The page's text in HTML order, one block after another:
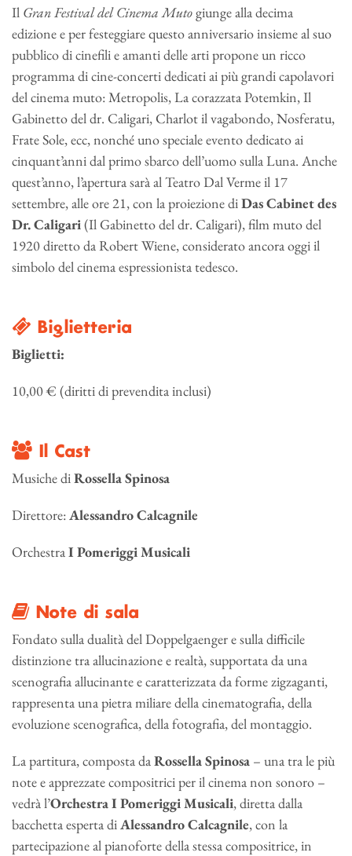
Il Gran Festival del Cinema Mutogiunge alla decima
edizione e per festeggiare questo anniversario insieme al suo
pubblico di cinefili e amanti delle arti propone un ricco
programma di cine-concerti dedicati ai più grandi capolavori
del cinema muto: Metropolis, La corazzata Potemkin, Il
Gabinetto del dr. Caligari, Charlot il vagabondo, Nosferatu,
Frate Sole, ecc, nonché uno speciale evento dedicato ai
cinquant’anni dal primo sbarco dell’uomo sulla Luna. Anche
quest’anno, l’apertura sarà al Teatro Dal Verme il 17
settembre, alle ore 21, con la proiezione diDas Cabinet des
Dr. Caligari(Il Gabinetto del dr. Caligari), film muto del
1920 diretto da Robert Wiene, considerato ancora oggi il
simbolo del cinema espressionista tedesco.
Biglietteria
Biglietti:
10,00 € (diritti di prevendita inclusi)
Il Cast
Musiche diRossella Spinosa
Direttore:Alessandro Calcagnile
OrchestraI Pomeriggi Musicali
Note di sala
Fondato sulla dualità del Doppelgaenger e sulla difficile
distinzione tra allucinazione e realtà, supportata da una
scenografia allucinante e caratterizzata da forme zigzaganti,
rappresenta una pietra miliare della cinematografia, della
evoluzione scenografica, della fotografia, del montaggio.
La partitura, composta daRossella Spinosa – una tra le più
note e apprezzate compositrici per il cinema non sonoro –
vedrà l’Orchestra I Pomeriggi Musicali, diretta dalla
bacchetta esperta diAlessandro Calcagnile, con la
partecipazione al pianoforte della stessa compositrice, in